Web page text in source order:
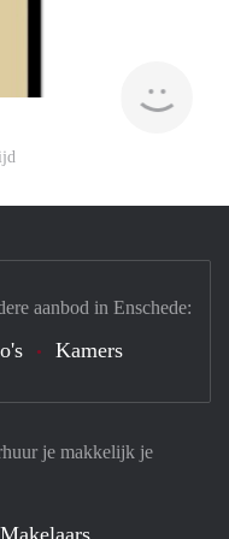
je makkelijk je
aanbod in Enschede:
Kamers